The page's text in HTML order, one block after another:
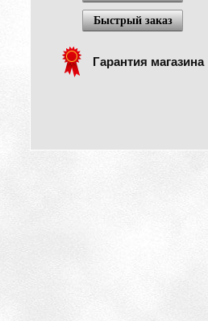
Быстрый заказ
Гарантия магазина